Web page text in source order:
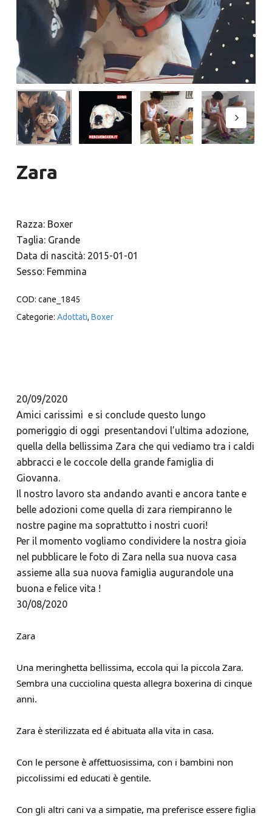
Zara
Razza: Boxer
Taglia: Grande
Data di nascità: 2015-01-01
Sesso: Femmina
COD: cane_1845
Categorie: Adottati, Boxer
20/09/2020
Amici carissimi e si conclude questo lungo
pomeriggio di oggi presentandovi l’ultima adozione,
quella della bellissima Zara che qui vediamo tra i caldi
abbracci e le coccole della grande famiglia di
Giovanna.
Il nostro lavoro sta andando avanti e ancora tante e
belle adozioni come quella di zara riempiranno le
nostre pagine ma soprattutto i nostri cuori!
Per il momento vogliamo condividere la nostra gioia
nel pubblicare le foto di Zara nella sua nuova casa
assieme alla sua nuova famiglia augurandole una
buona e felice vita !
30/08/2020
Zara
Una meringhetta bellissima, eccola qui la piccola Zara.
Sembra una cucciolina questa allegra boxerina di cinque
anni.
Zara è sterilizzata ed é abituata alla vita in casa.
Con le persone è affettuosissima, con i bambini non
piccolissimi ed educati è gentile.
Con gli altri cani va a simpatie, ma preferisce essere figlia